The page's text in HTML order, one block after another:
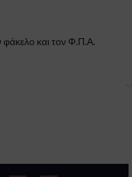
φάκελο και τον Φ.Π.Α.